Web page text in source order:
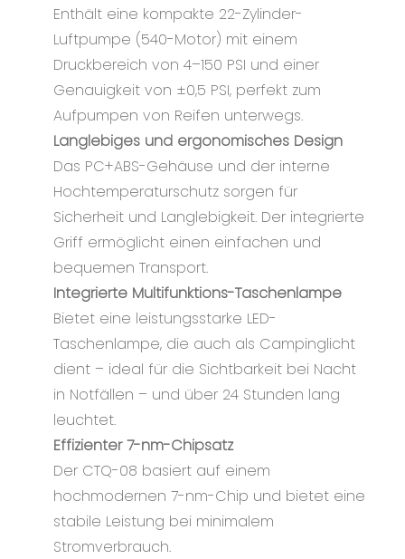
Enthält eine kompakte 22-Zylinder-
Luftpumpe (540-Motor) mit einem
Druckbereich von 4–150 PSI und einer
Genauigkeit von ±0,5 PSI, perfekt zum
Aufpumpen von Reifen unterwegs.
Langlebiges und ergonomisches Design
Das PC+ABS-Gehäuse und der interne
Hochtemperaturschutz sorgen für
Sicherheit und Langlebigkeit. Der integrierte
Griff ermöglicht einen einfachen und
bequemen Transport.
Integrierte Multifunktions-Taschenlampe
Bietet eine leistungsstarke LED-
Taschenlampe, die auch als Campinglicht
dient – ​​ideal für die Sichtbarkeit bei Nacht
in Notfällen – und über 24 Stunden lang
leuchtet.
Effizienter 7-nm-Chipsatz
Der CTQ-08 basiert auf einem
hochmodernen 7-nm-Chip und bietet eine
stabile Leistung bei minimalem
Stromverbrauch.